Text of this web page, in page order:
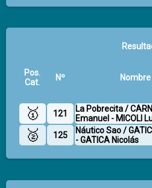
Pos.
Cat.
Nº Nombre
🥇 121
La Pobrecita /
Emanuel - MICOLI
🥈 125
Náutico Sao /
- GATICA Nicolás